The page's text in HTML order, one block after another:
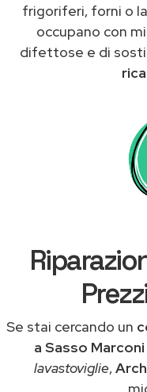
frigoriferi, forni o
occupano con
difettose e di
Se stai cercando un
a Sasso Marconi
lavastoviglie,